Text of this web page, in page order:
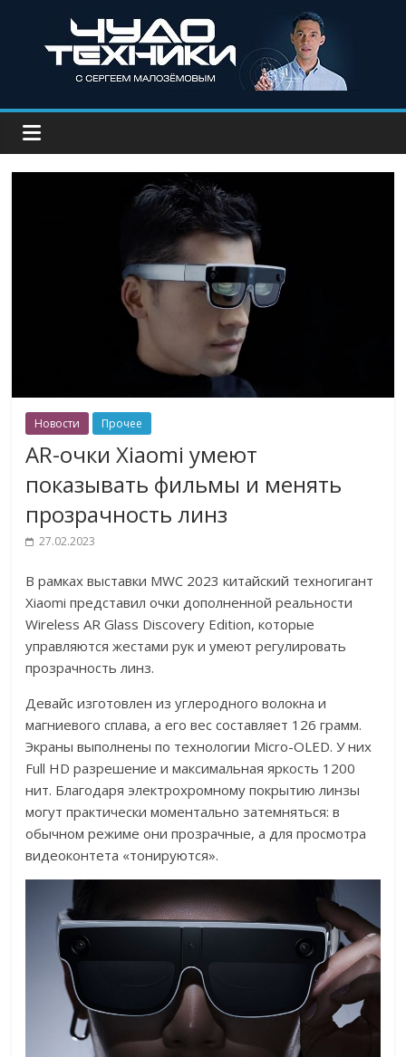
Новости Прочее
AR-очки Xiaomi умеют
показывать фильмы и менять
прозрачность линз
27.02.2023
В рамках выставки MWC 2023 китайский техногигант
Xiaomi представил очки дополненной реальности
Wireless AR Glass Discovery Edition, которые
управляются жестами рук и умеют регулировать
прозрачность линз.
Девайс изготовлен из углеродного волокна и
магниевого сплава, а его вес составляет 126 грамм.
Экраны выполнены по технологии Micro-OLED. У них
Full HD разрешение и максимальная яркость 1200
нит. Благодаря электрохромному покрытию линзы
могут практически моментально затемняться: в
обычном режиме они прозрачные, а для просмотра
видеоконтета «тонируются».